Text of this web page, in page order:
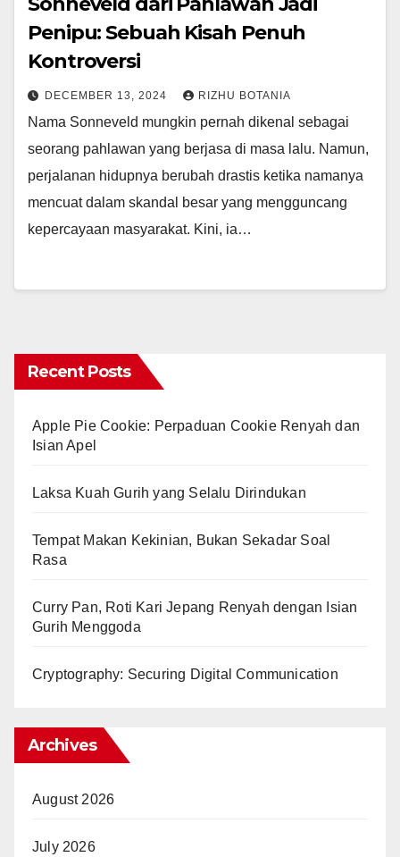
Penipu: Sebuah Kisah Penuh
Kontroversi
DECEMBER 13, 2024 RIZHU BOTANIA
Nama Sonneveld mungkin pernah dikenal sebagai
seorang pahlawan yang berjasa di masa lalu. Namun,
perjalanan hidupnya berubah drastis ketika namanya
mencuat dalam skandal besar yang mengguncang
kepercayaan masyarakat. Kini, ia…
Recent Posts
Apple Pie Cookie: Perpaduan Cookie Renyah dan
Isian Apel
Laksa Kuah Gurih yang Selalu Dirindukan
Tempat Makan Kekinian, Bukan Sekadar Soal
Rasa
Curry Pan, Roti Kari Jepang Renyah dengan Isian
Gurih Menggoda
Cryptography: Securing Digital Communication
Archives
August 2026
July 2026